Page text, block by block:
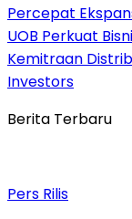
Percepat
UOB Perkuat
Kemitraan
Investors
Berita Terbaru
Pers Rilis